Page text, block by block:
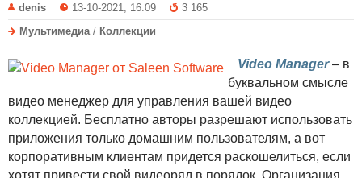
denis 13-10-2021, 16:09
3 165
Мультимедиа / Коллекции
Video Manager– в
буквальном смысле
видео менеджер для управления вашей видео
коллекцией. Бесплатно авторы разрешают использовать
приложения только домашним пользователям, а вот
корпоративным клиентам придется раскошелиться, если
хотят привести свой видеоряд в порядок. Организация